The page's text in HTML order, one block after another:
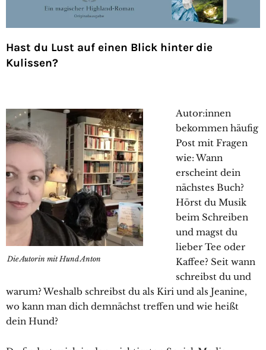
Hast du Lust auf einen Blick hinter die
Kulissen?
Die Autorin mit Hund Anton
Autor:innen
bekommen häufig
Post mit Fragen
wie: Wann
erscheint dein
nächstes Buch?
Hörst du Musik
beim Schreiben
und magst du
lieber Tee oder
Kaffee? Seit wann
schreibst du und
warum? Weshalb schreibst du als Kiri und als Jeanine,
wo kann man dich demnächst treffen und wie heißt
dein Hund?